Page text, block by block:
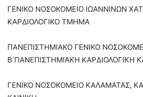
ΓΕΝΙΚΟ ΝΟΣΟΚΟΜΕΙΟ ΙΩΑΝΝΙΝΩΝ
ΚΑΡΔΙΟΛΟΓΙΚΟ ΤΜΗΜΑ
ΠΑΝΕΠΙΣΤΗΜΙΑΚΟ ΓΕΝΙΚΟ
Β΄ΠΑΝΕΠΙΣΤΗΜΙΑΚΗ ΚΑΡΔΙΟΛΟΓΙΚΗ
ΓΕΝΙΚΟ ΝΟΣΟΚΟΜΕΙΟ ΚΑΛΑΜΑΤΑΣ,